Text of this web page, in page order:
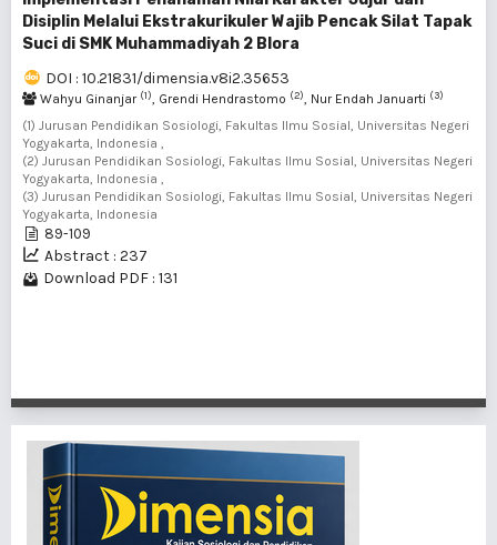
Disiplin Melalui Ekstrakurikuler Wajib Pencak Silat Tapak
Suci di SMK Muhammadiyah 2 Blora
DOI : 10.21831/dimensia.v8i2.35653
Wahyu Ginanjar (1), Grendi Hendrastomo (2), Nur Endah Januarti (3)
(1) Jurusan Pendidikan Sosiologi, Fakultas Ilmu Sosial, Universitas Negeri
Yogyakarta, Indonesia ,
(2) Jurusan Pendidikan Sosiologi, Fakultas Ilmu Sosial, Universitas Negeri
Yogyakarta, Indonesia ,
(3) Jurusan Pendidikan Sosiologi, Fakultas Ilmu Sosial, Universitas Negeri
Yogyakarta, Indonesia
89-109
Abstract : 237
Download PDF : 131